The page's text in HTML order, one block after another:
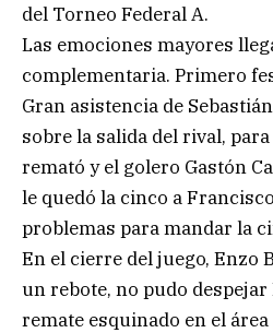
del Torneo Federal A.
Las emociones mayores
complementaria. Primero
Gran asistencia de
sobre la salida del rival,
remató y el golero Gastón
le quedó la cinco a
problemas para mandar la
En el cierre del juego, Enzo
un rebote, no pudo
remate esquinado en el